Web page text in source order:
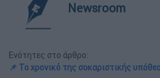
Newsroom
Ενότητες στο άρθρο:
📌 Το χρονικό της σοκαριστικής